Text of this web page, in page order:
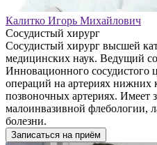
Калитко Игорь Михайлович
Сосудистый хирург
Сосудистый хирург высшей
медицинских наук. Ведущий
Инновационного сосудистого
операций на артериях нижних
позвоночных артериях. Имеет
малоинвазивной флебологии,
болезни.
Записаться на приём